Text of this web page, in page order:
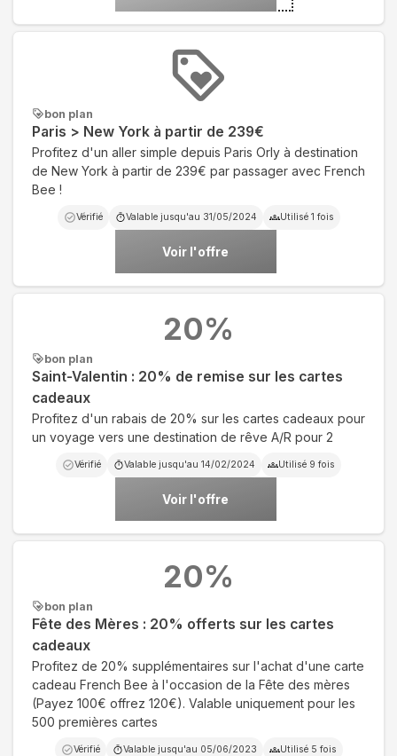
bon plan
Paris > New York à partir de 239€
Profitez d'un aller simple depuis Paris Orly à destination
de New York à partir de 239€ par passager avec French
Bee !
Vérifié Valable jusqu'au 31/05/2024 Utilisé 1 fois
Voir l'offre
bon plan
Saint-Valentin : 20% de remise sur les cartes
cadeaux
Profitez d'un rabais de 20% sur les cartes cadeaux pour
un voyage vers une destination de rêve A/R pour 2
Vérifié Valable jusqu'au 14/02/2024 Utilisé 9 fois
Voir l'offre
20%
bon plan
Fête des Mères : 20% offerts sur les cartes
cadeaux
Profitez de 20% supplémentaires sur l'achat d'une carte
cadeau French Bee à l'occasion de la Fête des mères
(Payez 100€ offrez 120€). Valable uniquement pour les
500 premières cartes
Vérifié Valable jusqu'au 05/06/2023 Utilisé 5 fois
20%